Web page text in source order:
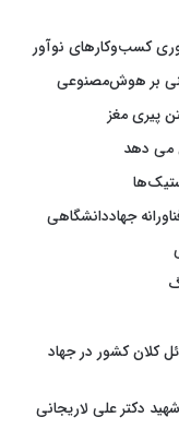
کسب‌وکارهای نوآور
بر هوش‌مصنوعی
پیری مغز
می دهد
جهاددانشگاهی
کلان کشور در جهاد
دکتر علی لاریجانی